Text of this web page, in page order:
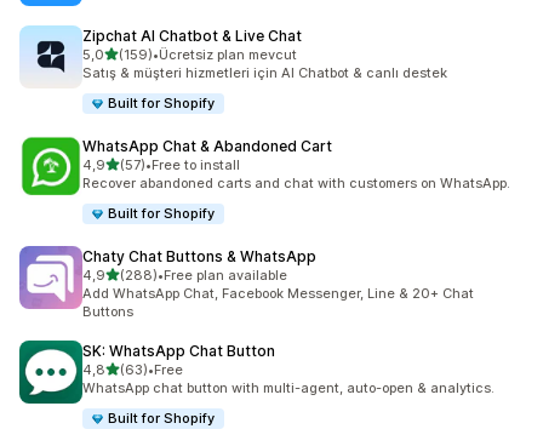
Zipchat AI Chatbot & Live Chat
5,05 yıldız üzerinden
(159)
toplam 159 değerlendirme
•Ücretsiz plan mevcut
Satış & müşteri hizmetleri için AI Chatbot & canlı destek
Built for Shopify
WhatsApp Chat & Abandoned Cart
4,95 yıldız üzerinden
(57)
toplam 57 değerlendirme
•Free to install
Recover abandoned carts and chat with customers on WhatsApp.
Built for Shopify
Chaty Chat Buttons & WhatsApp
4,95 yıldız üzerinden
(288)
toplam 288 değerlendirme
•Free plan available
Add WhatsApp Chat, Facebook Messenger, Line & 20+ Chat
Buttons
SK: WhatsApp Chat Button
4,85 yıldız üzerinden
(63)
toplam 63 değerlendirme
•Free
WhatsApp chat button with multi-agent, auto-open & analytics.
Built for Shopify